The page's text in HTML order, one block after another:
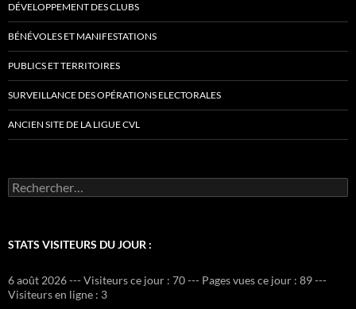
DÉVELOPPEMENT DES CLUBS
BÉNÉVOLES ET MANIFESTATIONS
PUBLICS ET TERRITOIRES
SURVEILLANCE DES OPÉRATIONS ELECTORALES
ANCIEN SITE DE LA LIGUE CVL
Rechercher :
STATS VISITEURS DU JOUR :
6 août 2026 --- Visiteurs ce jour : 70 --- Pages vues ce jour : 89 ---
Visiteurs en ligne : 3